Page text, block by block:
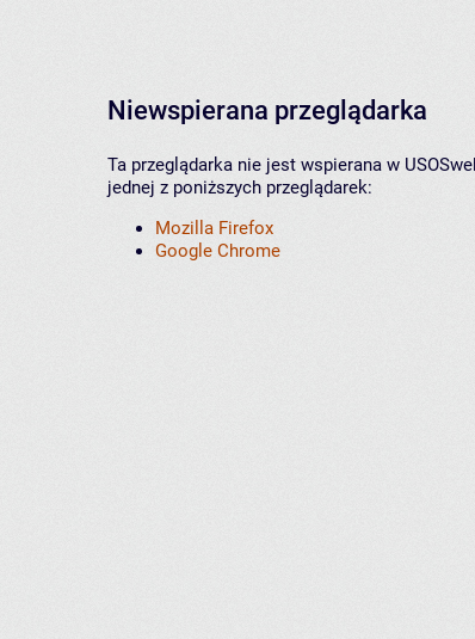
Niewspierana przeglądarka
Ta przeglądarka nie jest wspierana w
jednej z poniższych przeglądarek:
Mozilla Firefox
Google Chrome